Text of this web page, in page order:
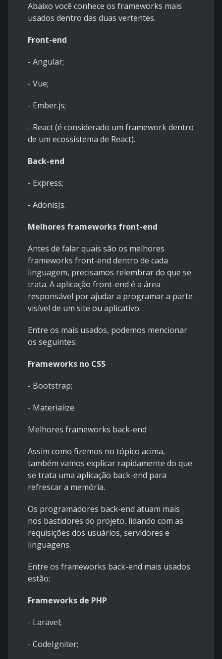
Abaixo você conhece os frameworks mais
usados dentro das duas vertentes.
Front-end
- Angular;
- Vue;
- Ember.js;
- React (é considerado um framework dentro
de um ecossistema de React).
Back-end
- Express;
- AdonisJs.
Melhores frameworks front-end
Antes de falar quais são os melhores
frameworks front-end dentro de cada
linguagem, precisamos relembrar do que se
trata. A aplicação front-end é a área
responsável por ajudar a programar a parte
visível de um site ou aplicativo.
Entre os mais usados, podemos mencionar
os seguintes:
Frameworks no CSS
- Bootstrap;
- Materialize.
Melhores frameworks back-end
Assim como fizemos no tópico acima,
também vamos explicar rapidamente do que
se trata uma aplicação back-end para
refrescar a memória.
Os programadores back-end atuam mais
nos bastidores do projeto, lidando com as
requisições dos usuários, servidores e
linguagens.
Entre os frameworks back-end mais usados
estão:
Frameworks de PHP
- Laravel;
- CodeIgniter;